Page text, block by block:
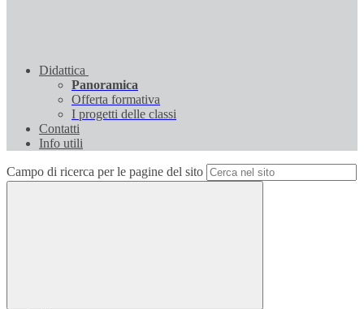
Didattica
Panoramica
Offerta formativa
I progetti delle classi
Contatti
Info utili
Campo di ricerca per le pagine del sito